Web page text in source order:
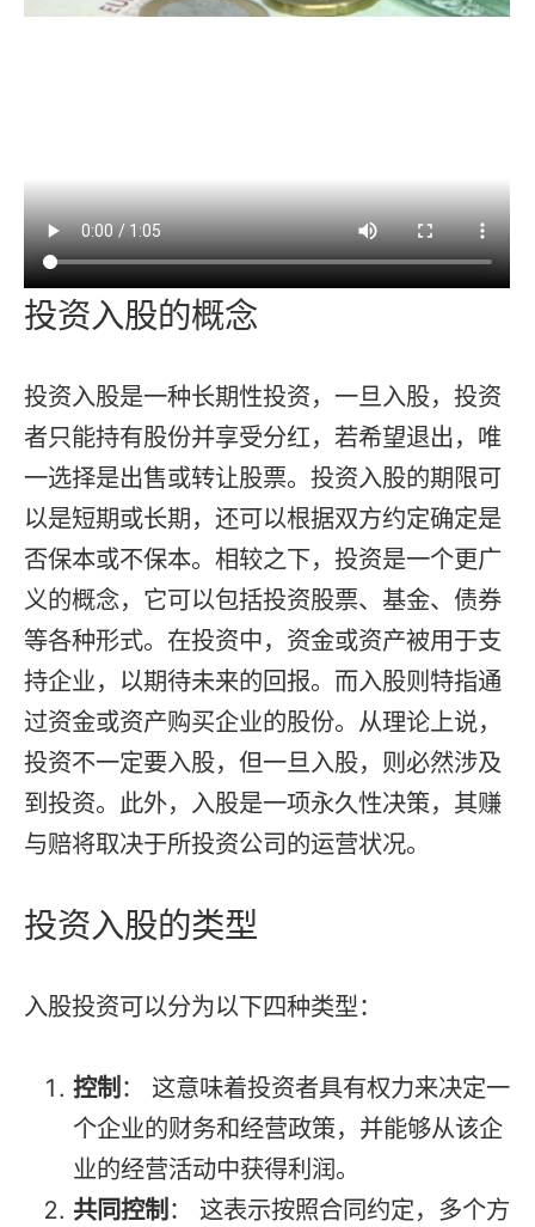
投资入股的概念
投资入股是一种长期性投资，一旦入股，投资
者只能持有股份并享受分红，若希望退出，唯
一选择是出售或转让股票。投资入股的期限可
以是短期或长期，还可以根据双方约定确定是
否保本或不保本。相较之下，投资是一个更广
义的概念，它可以包括投资股票、基金、债券
等各种形式。在投资中，资金或资产被用于支
持企业，以期待未来的回报。而入股则特指通
过资金或资产购买企业的股份。从理论上说，
投资不一定要入股，但一旦入股，则必然涉及
到投资。此外，入股是一项永久性决策，其赚
与赔将取决于所投资公司的运营状况。
投资入股的类型
入股投资可以分为以下四种类型：
控制 ： 这意味着投资者具有权力来决定一
个企业的财务和经营政策，并能够从该企
业的经营活动中获得利润。
共同控制 ： 这表示按照合同约定，多个方